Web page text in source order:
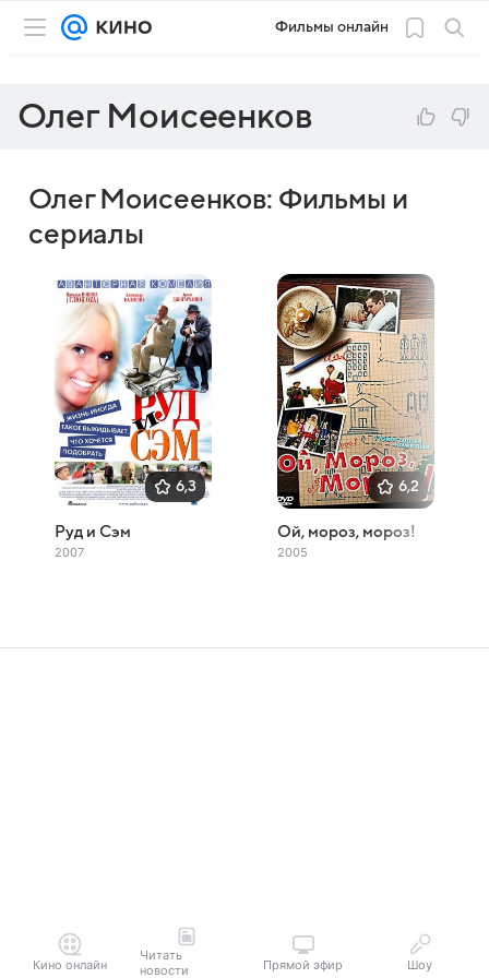
Фильмы онлайн
Олег Моисеенков
Олег Моисеенков: Фильмы и
сериалы
6,3
Руд и Сэм
2007
6,2
Ой, мороз, мороз!
2005
Кино онлайн
Читать
новости
Прямой эфир Шоу